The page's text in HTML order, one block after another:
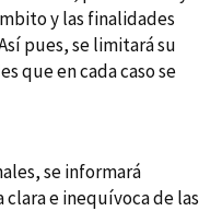
y las finalidades
pues, se limitará su
que en cada caso se
se informará
e inequívoca de las